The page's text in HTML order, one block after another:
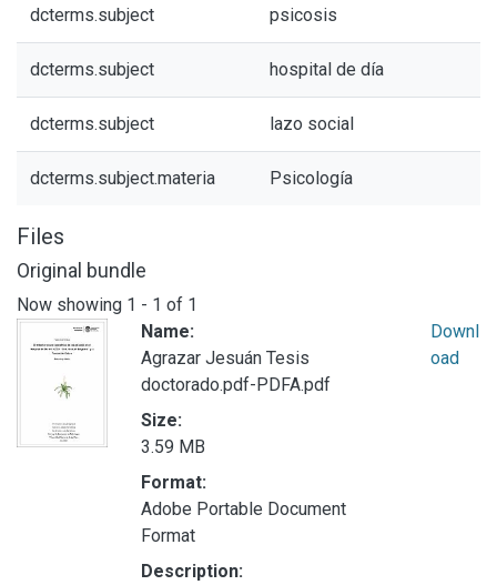
dcterms.subject psicosis
dcterms.subject hospital de día
dcterms.subject lazo social
dcterms.subject.materia Psicología
Files
Original bundle
Now showing 1 - 1 of 1
Name:
Agrazar Jesuán Tesis
doctorado.pdf-PDFA.pdf
Size:
3.59 MB
Format:
Adobe Portable Document
Format
Description:
Downl
oad